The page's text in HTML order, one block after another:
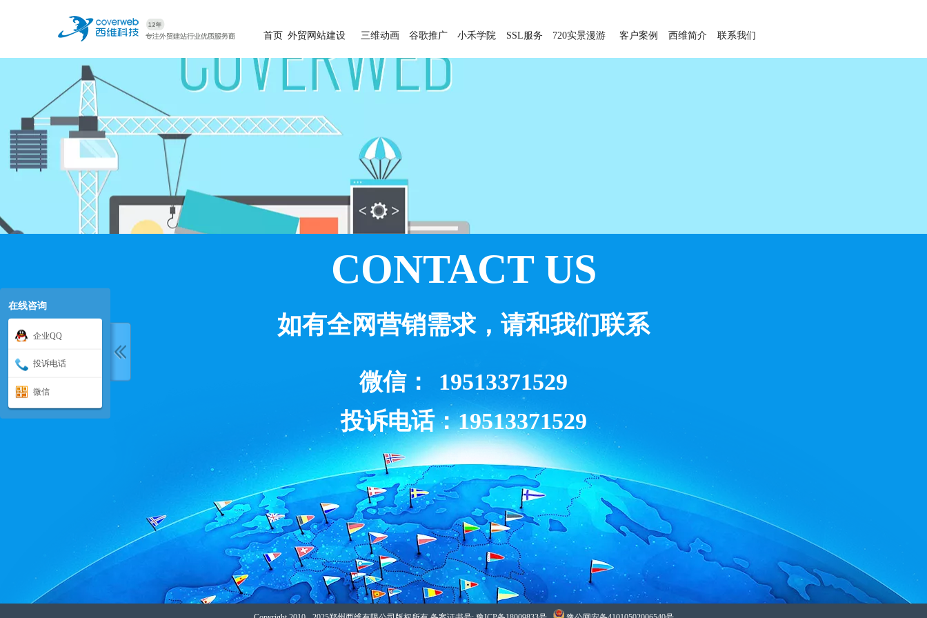
首页 外贸网站建设 三维动画 谷歌推广 小禾学院 SSL服务 720实景漫游 客户案例 西维简介 联系我们
CONTACT US
如有全网营销需求，请和我们联系
微信：
19513371529
投诉电话：19513371529
在线咨询
企业QQ
投诉电话
微信